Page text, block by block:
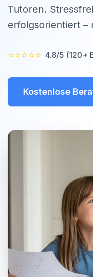
Tutoren.
erfolgsorientiert –
⭐⭐⭐⭐⭐ 4.8/5 (120+
Kostenlose